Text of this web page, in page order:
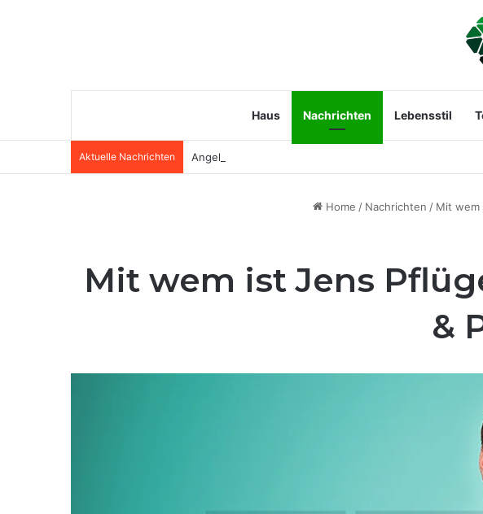
Haus Nachrichten Lebensstil
Aktuelle Nachrichten Angela van Brakel Ehemann: Wer ist der Mann an ihrer
Home / Nachrichten / Mit wem
Mit wem ist Jens
&